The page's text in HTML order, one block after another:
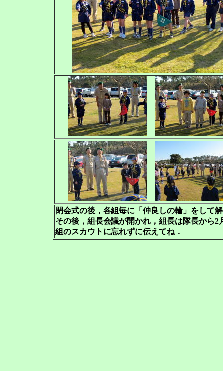
閉会式の後，各組毎に「仲良しの輪」をして
その後，組長会議が開かれ，組長は隊長から
組のスカウトに忘れずに伝えてね．